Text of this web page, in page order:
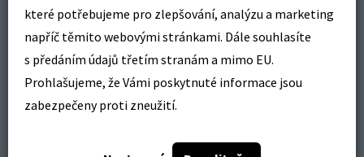
pondělí 18:00 – 19:00 hodin
středa 18:00 – 19:00 hodin
Pracovní doba
pondělí – pátek
7:00 – 14:30
které potřebujeme pro zlepšování, analýzu a marketing
napříč těmito webovými stránkami. Dále souhlasíte
s předáním údajů třetím stranám a mimo EU.
Prohlašujeme, že Vámi poskytnuté informace jsou
zabezpečeny proti zneužití.